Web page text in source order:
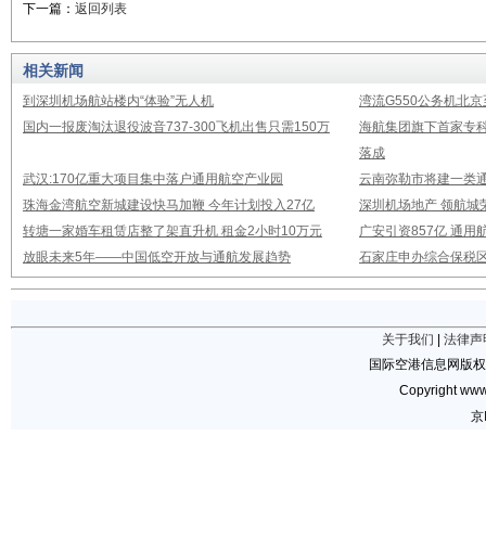
下一篇： 返回列表
相关新闻
到深圳机场航站楼内“体验”无人机
湾流G550公务机北
国内一报废淘汰退役波音737-300飞机出售只需150万
海航集团旗下首家专
落成
武汉:170亿重大项目集中落户通用航空产业园
云南弥勒市将建一类
珠海金湾航空新城建设快马加鞭 今年计划投入27亿
深圳机场地产 领航城
转塘一家婚车租赁店整了架直升机 租金2小时10万元
广安引资857亿 通用
放眼未来5年——中国低空开放与通航发展趋势
石家庄申办综合保税
关于我们
法律声
国际空港信息网版
Copyright